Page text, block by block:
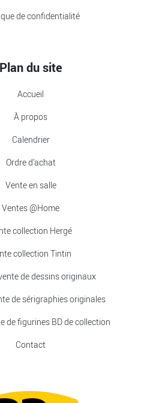
de confidentialité
Plan du site
Accueil
À propos
Calendrier
Ordre d’achat
Vente en salle
Ventes @Home
collection Hergé
collection Tintin
de dessins originaux
de sérigraphies originales
de figurines BD de collection
Contact